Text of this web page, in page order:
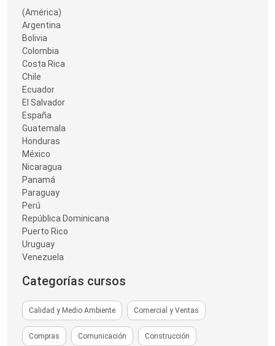
(América)
Argentina
Bolivia
Colombia
Costa Rica
Chile
Ecuador
El Salvador
España
Guatemala
Honduras
México
Nicaragua
Panamá
Paraguay
Perú
República Dominicana
Puerto Rico
Uruguay
Venezuela
Categorías cursos
Calidad y Medio Ambiente Comercial y Ventas
Compras Comunicación Construcción